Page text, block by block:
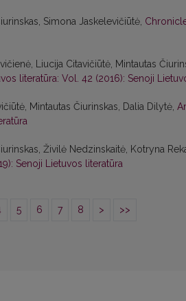
Simona Jaskelevičiūtė,
Liucija Citavičiūtė, Mintautas
literatūra: Vol. 42 (2016): Senoji
Mintautas Čiurinskas, Dalia Dilytė,
Živilė Nedzinskaitė, Kotryna
Senoji Lietuvos literatūra
5 6 7 8 > >>